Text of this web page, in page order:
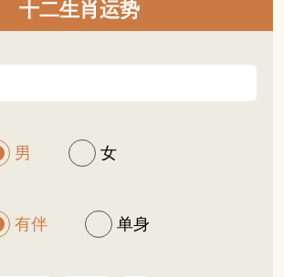
十二生肖运势
男 女
有伴 单身